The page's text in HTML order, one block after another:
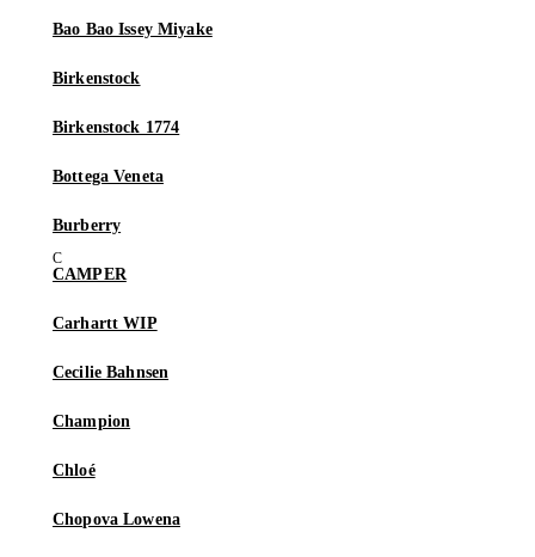
Bao Bao Issey Miyake
Birkenstock
Birkenstock 1774
Bottega Veneta
Burberry
CAMPER
Carhartt WIP
Cecilie Bahnsen
Champion
Chloé
Chopova Lowena